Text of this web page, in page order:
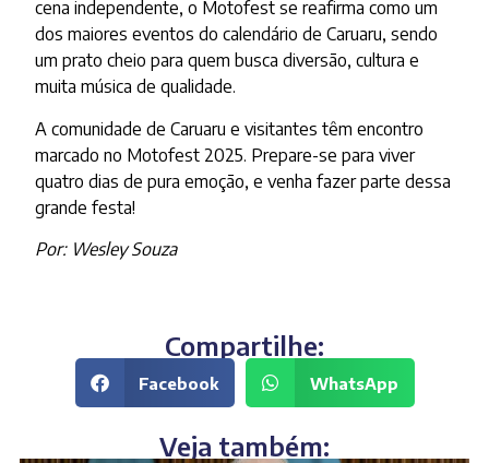
cena independente, o Motofest se reafirma como um
dos maiores eventos do calendário de Caruaru, sendo
um prato cheio para quem busca diversão, cultura e
muita música de qualidade.
A comunidade de Caruaru e visitantes têm encontro
marcado no Motofest 2025. Prepare-se para viver
quatro dias de pura emoção, e venha fazer parte dessa
grande festa!
Por: Wesley Souza
Compartilhe:
Facebook WhatsApp
Veja também: